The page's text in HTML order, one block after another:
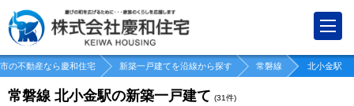
の不動産なら慶和住宅 新築一戸建てを沿線から探す 常磐線 北小金駅
常磐線 北小金駅の新築一戸建て (31件)